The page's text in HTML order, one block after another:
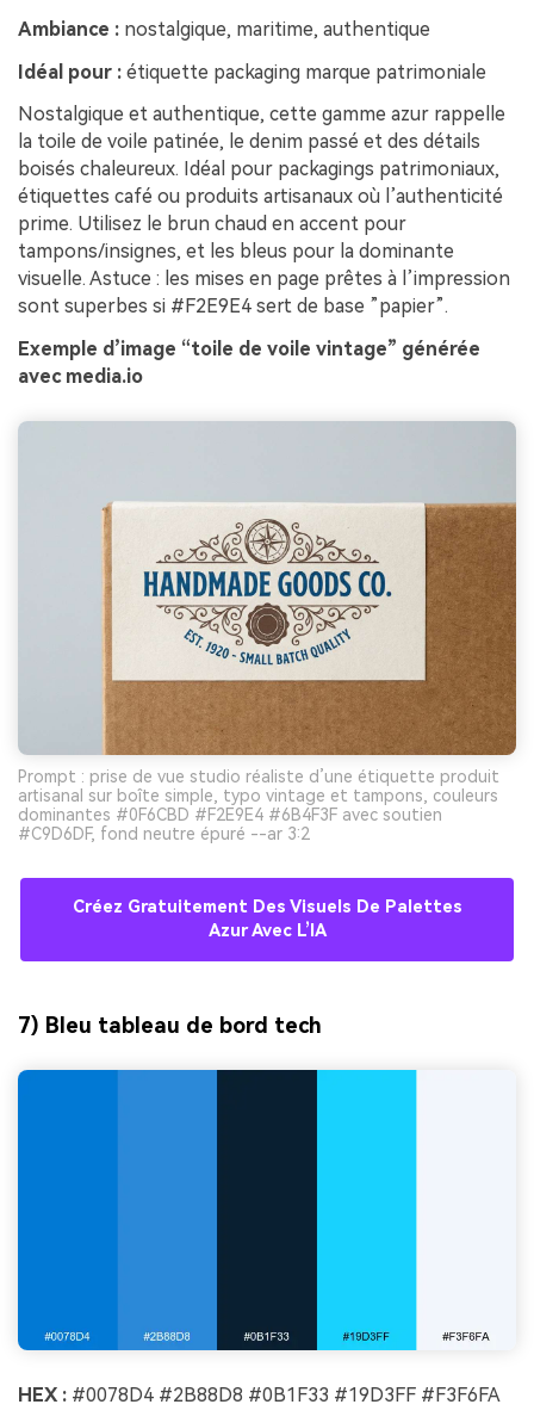
Ambiance : nostalgique, maritime, authentique
Idéal pour : étiquette packaging marque patrimoniale
Nostalgique et authentique, cette gamme azur rappelle
la toile de voile patinée, le denim passé et des détails
boisés chaleureux. Idéal pour packagings patrimoniaux,
étiquettes café ou produits artisanaux où l’authenticité
prime. Utilisez le brun chaud en accent pour
tampons/insignes, et les bleus pour la dominante
visuelle. Astuce : les mises en page prêtes à l’impression
sont superbes si #F2E9E4 sert de base ”papier”.
Exemple d’image “toile de voile vintage” générée
avec media.io
Prompt : prise de vue studio réaliste d’une étiquette produit
artisanal sur boîte simple, typo vintage et tampons, couleurs
dominantes #0F6CBD #F2E9E4 #6B4F3F avec soutien
#C9D6DF, fond neutre épuré --ar 3:2
Créez Gratuitement Des Visuels De Palettes
Azur Avec L’IA
7) Bleu tableau de bord tech
HEX : #0078D4 #2B88D8 #0B1F33 #19D3FF #F3F6FA